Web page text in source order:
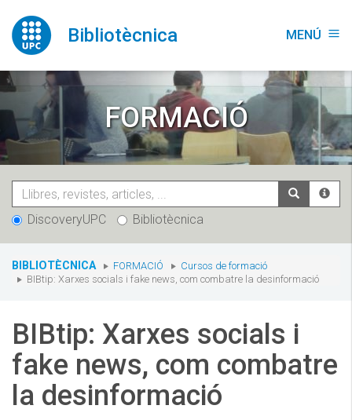
contingut
Bibliotècnica MENÚ menu
FORMACIÓ
DiscoveryUPC Bibliotècnica
You
are
BIBLIOTÈCNICA FORMACIÓ
Cursos de formació
BIBtip: Xarxes socials i fake news, com combatre la desinformació
BIBtip: Xarxes socials i
fake news, com combatre
la desinformació